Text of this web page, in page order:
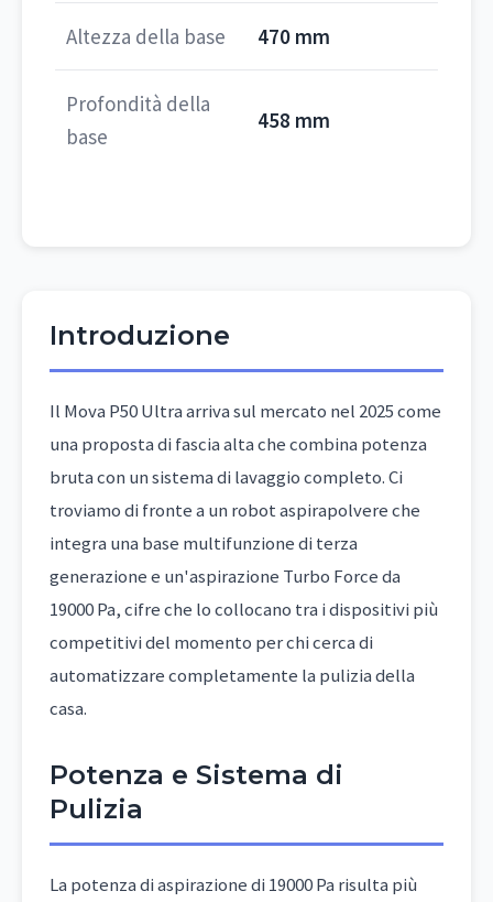
Altezza della base 470 mm
Profondità della
base
458 mm
Introduzione
Il Mova P50 Ultra arriva sul mercato nel 2025 come
una proposta di fascia alta che combina potenza
bruta con un sistema di lavaggio completo. Ci
troviamo di fronte a un robot aspirapolvere che
integra una base multifunzione di terza
generazione e un'aspirazione Turbo Force da
19000 Pa, cifre che lo collocano tra i dispositivi più
competitivi del momento per chi cerca di
automatizzare completamente la pulizia della
casa.
Potenza e Sistema di
Pulizia
La potenza di aspirazione di 19000 Pa risulta più